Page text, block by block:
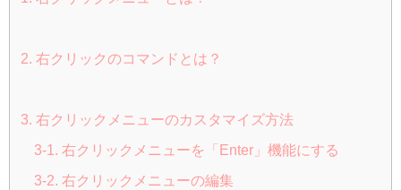
2. 右クリックのコマンドとは？
3. 右クリックメニューのカスタマイズ方法
3-1. 右クリックメニューを「Enter」機能にする
3-2. 右クリックメニューの編集